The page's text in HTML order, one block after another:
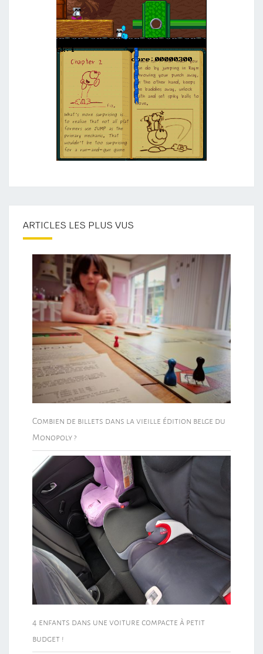
ARTICLES LES PLUS VUS
Combien de billets dans la vieille édition belge du
Monopoly ?
4 enfants dans une voiture compacte à petit
budget !